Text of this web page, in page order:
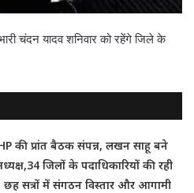
चंदन यादव शनिवार को रहेंगे जिले के
की प्रांत बैठक संपन्न, लखन साहू बने
जिलों के पदाधिकारियों की रही
छह सत्रों में संगठन विस्तार और आगामी